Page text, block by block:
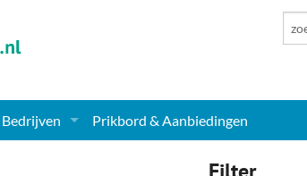
Bedrijven Prikbord & Aanbiedingen